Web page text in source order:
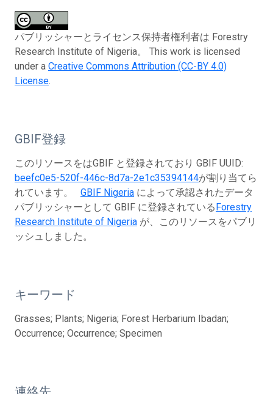
パブリッシャーとライセンス保持者権利者は Forestry
Research Institute of Nigeria。 This work is licensed
under a Creative Commons Attribution (CC-BY 4.0)
License.
GBIF登録
このリソースをはGBIF と登録されており GBIF UUID:
beefc0e5-520f-446c-8d7a-2e1c35394144が割り当てら
れています。 GBIF Nigeria によって承認されたデータ
パブリッシャーとして GBIF に登録されているForestry
Research Institute of Nigeria が、このリソースをパブリ
ッシュしました。
キーワード
Grasses; Plants; Nigeria; Forest Herbarium Ibadan;
Occurrence; Occurrence; Specimen